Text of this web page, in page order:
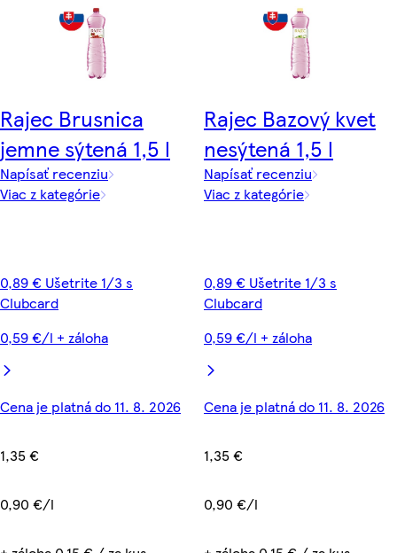
Rajec Brusnica
jemne sýtená 1,5 l
Napísať recenziu
Viac z kategórie
0,89 € Ušetrite 1/3 s
Clubcard
0,59 €/l + záloha
Cena je platná do 11. 8. 2026
1,35 €
0,90 €/l
Rajec Bazový kvet
nesýtená 1,5 l
Napísať recenziu
Viac z kategórie
0,89 € Ušetrite 1/3 s
Clubcard
0,59 €/l + záloha
Cena je platná do 11. 8. 2026
1,35 €
0,90 €/l